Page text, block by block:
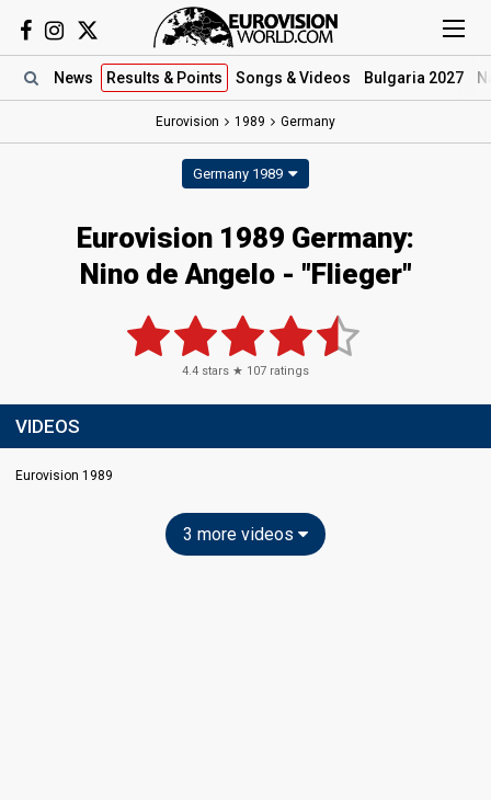
News Results & Points Songs & Videos Bulgaria 2027
Eurovision 1989 Germany
Germany 1989
Eurovision 1989 Germany:
Nino de Angelo - "Flieger"
4.4 stars ★ 107 ratings
VIDEOS
Eurovision 1989
3 more videos